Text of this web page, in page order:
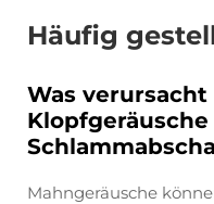
Häufig
Was
Klopfgeräusche
Mahngeräusche